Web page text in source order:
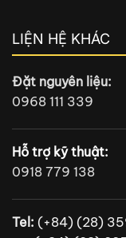
LIỆN HỆ KHÁC
Đặt nguyên liệu:
0968 111 339
Hỗ trợ kỹ thuật:
0918 779 138
Tel: (+84) (28)